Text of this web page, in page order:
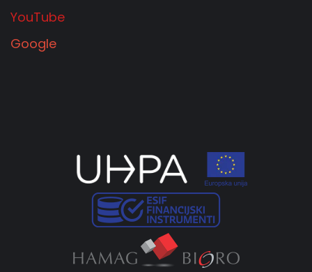
YouTube
Google